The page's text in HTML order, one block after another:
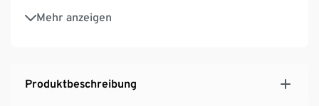
Mehr anzeigen
Für alle Herdarten geeignet – inkl. Induktion
Aus hochwertigem Edelstahl
Produktbeschreibung